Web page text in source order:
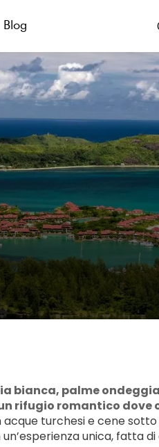
Blog
bianca, palme
rifugio romantico dove
turchesi e cene sotto
unica, fatta